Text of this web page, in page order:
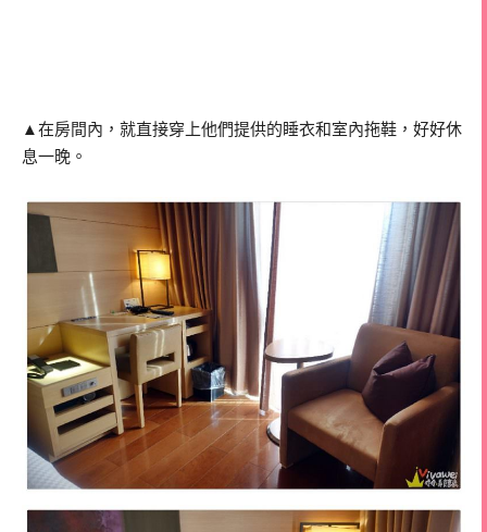
▲在房間內，就直接穿上他們提供的睡衣和室內拖鞋，好好休
息一晚。